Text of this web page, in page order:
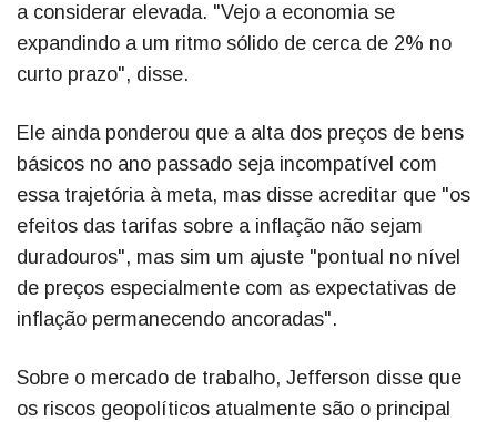
a considerar elevada. "Vejo a economia se
expandindo a um ritmo sólido de cerca de 2% no
curto prazo", disse.
Ele ainda ponderou que a alta dos preços de bens
básicos no ano passado seja incompatível com
essa trajetória à meta, mas disse acreditar que "os
efeitos das tarifas sobre a inflação não sejam
duradouros", mas sim um ajuste "pontual no nível
de preços especialmente com as expectativas de
inflação permanecendo ancoradas".
Sobre o mercado de trabalho, Jefferson disse que
os riscos geopolíticos atualmente são o principal